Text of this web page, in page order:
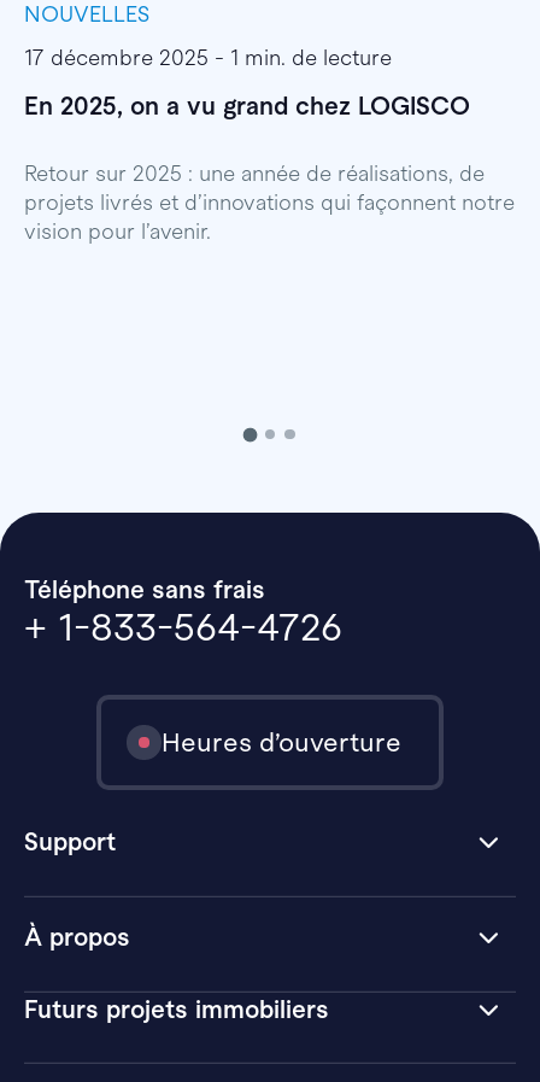
NOUVELLES
17 décembre 2025 - 1 min. de lecture
En 2025, on a vu grand chez LOGISCO
Retour sur 2025 : une année de réalisations, de
projets livrés et d’innovations qui façonnent notre
vision pour l’avenir.
À propos
Futurs projets immobiliers
Téléphone sans frais
+ 1-833-564-4726
Heures d’ouverture
Support